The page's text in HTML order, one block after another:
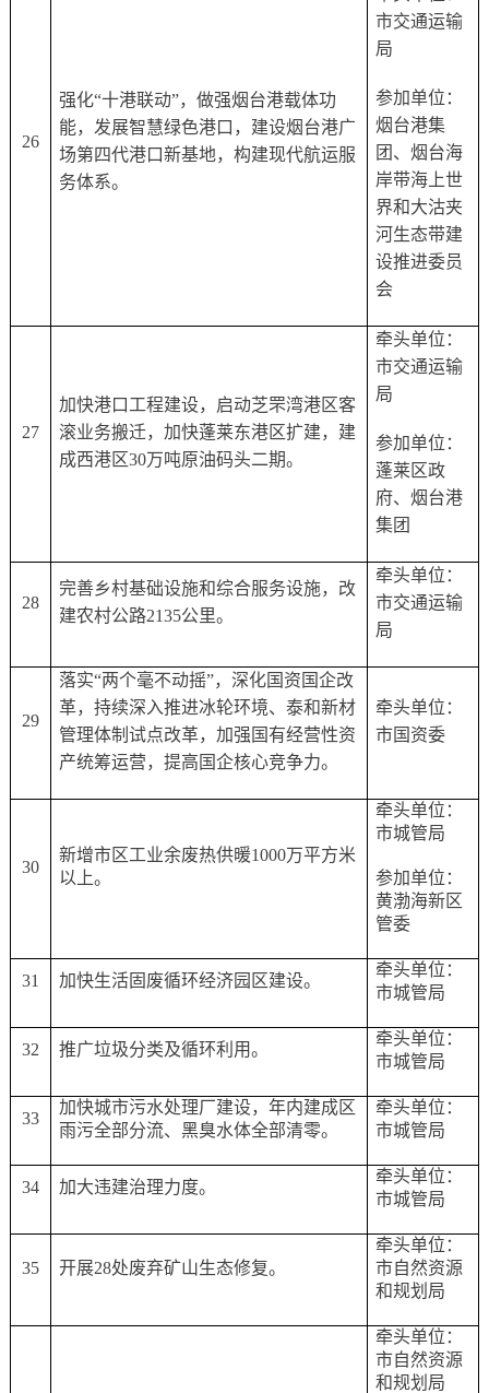
26
强化“十港联动”，做强烟台港载体功
能，发展智慧绿色港口，建设烟台港广
场第四代港口新基地，构建现代航运服
务体系。
市交通运输
局
参加单位：
烟台港集
团、烟台海
岸带海上世
界和大沽夹
河生态带建
设推进委员
会
27
加快港口工程建设，启动芝罘湾港区客
滚业务搬迁，加快蓬莱东港区扩建，建
成西港区30万吨原油码头二期。
牵头单位：
市交通运输
局
参加单位：
蓬莱区政
府、烟台港
集团
28
完善乡村基础设施和综合服务设施，改
建农村公路2135公里。
牵头单位：
市交通运输
局
29
落实“两个毫不动摇”，深化国资国企改
革，持续深入推进冰轮环境、泰和新材
管理体制试点改革，加强国有经营性资
产统筹运营，提高国企核心竞争力。
牵头单位：
市国资委
30
新增市区工业余废热供暖1000万平方米
以上。
牵头单位：
市城管局
参加单位：
黄渤海新区
管委
31 加快生活固废循环经济园区建设。
牵头单位：
市城管局
32 推广垃圾分类及循环利用。
牵头单位：
市城管局
33
加快城市污水处理厂建设，年内建成区
雨污全部分流、黑臭水体全部清零。
牵头单位：
市城管局
34 加大违建治理力度。
牵头单位：
市城管局
35 开展28处废弃矿山生态修复。
牵头单位：
市自然资源
和规划局
牵头单位：
市自然资源
和规划局